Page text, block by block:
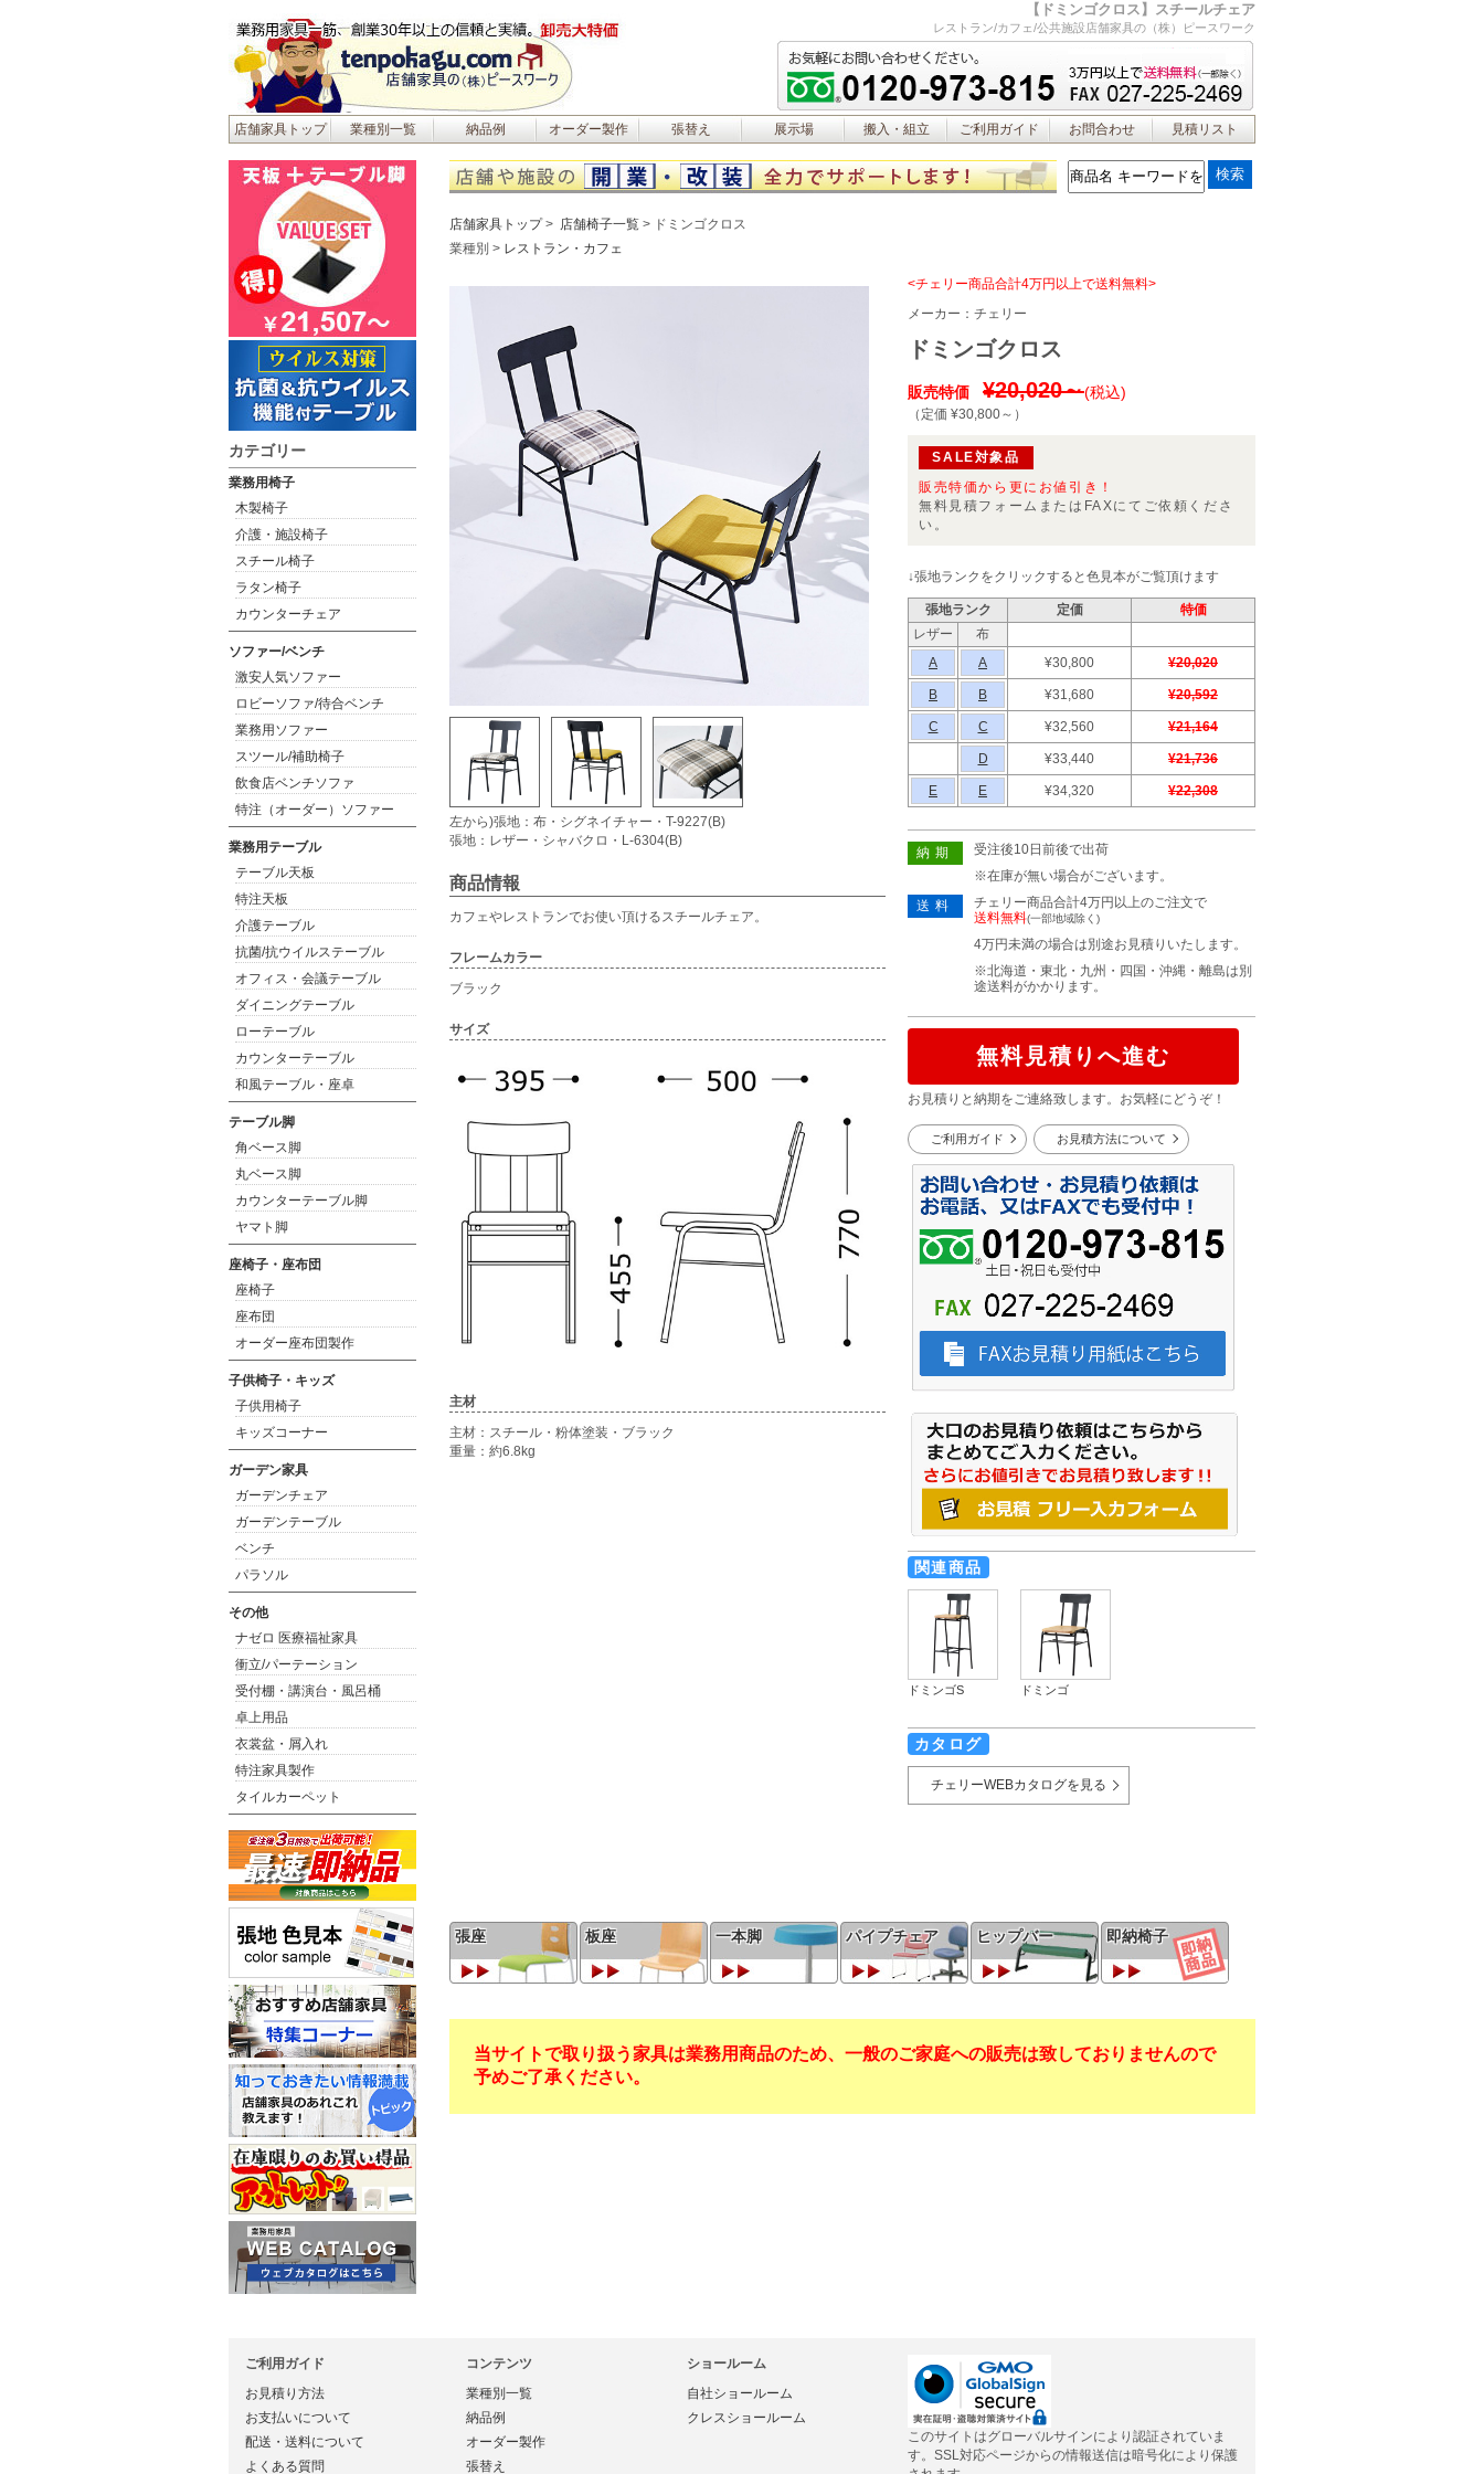
【ドミンゴクロス】スチールチェア
レストラン/カフェ/公共施設店舗家具の（株）ピースワーク
店舗家具トップ 業種別一覧 納品例 オーダー製作 張替え 展示場 搬入・組立 ご利用ガイド お問合わせ 見積リスト
店舗家具トップ 店舗椅子一覧
ドミンゴクロス
業種別
レストラン・カフェ
左から)張地：布・シグネイチャー・T-9227(B)
張地：レザー・シャバクロ・L-6304(B)
商品情報
カフェやレストランでお使い頂けるスチールチェア。
フレームカラー
ブラック
サイズ
主材
主材：スチール・粉体塗装・ブラック
重量：約6.8kg
<チェリー商品合計4万円以上で送料無料>
メーカー： チェリー
ドミンゴクロス
販売特価 ¥20,020～(税込)
（定価 ¥30,800～ ）
SALE対象品
販売特価から更にお値引き！
無料見積フォームまたはFAXにてご依頼くださ
い。
↓張地ランクをクリックすると色見本がご覧頂けます
張地ランク 定価
特価
レザー
布
A
A ¥30,800 ¥20,020
B B ¥31,680 ¥20,592
C C ¥32,560 ¥21,164
D ¥33,440 ¥21,736
E E ¥34,320 ¥22,308
納期
受注後10日前後で出荷
※在庫が無い場合がございます。
送料
チェリー商品合計4万円以上のご注文で
送料無料(一部地域除く)
4万円未満の場合は別途お見積りいたします。
※北海道・東北・九州・四国・沖縄・離島は別
途送料がかかります。
無料見積りへ進む
お見積りと納期をご連絡致します。お気軽にどうぞ！
ご利用ガイド お見積方法について
関連商品
ドミンゴS ドミンゴ
カタログ
チェリーWEBカタログを見る
張座 板座 一本脚 パイプチェア ヒップバー 即納椅子
当サイトで取り扱う家具は業務用商品のため、一般のご家庭への販売は致しておりませんので
予めご了承ください。
カテゴリー
業務用椅子
木製椅子
介護・施設椅子
スチール椅子
ラタン椅子
カウンターチェア
ソファー/ベンチ
激安人気ソファー
ロビーソファ/待合ベンチ
業務用ソファー
スツール/補助椅子
飲食店ベンチソファ
特注（オーダー）ソファー
業務用テーブル
テーブル天板
特注天板
介護テーブル
抗菌/抗ウイルステーブル
オフィス・会議テーブル
ダイニングテーブル
ローテーブル
カウンターテーブル
和風テーブル・座卓
テーブル脚
角ベース脚
丸ベース脚
カウンターテーブル脚
ヤマト脚
座椅子・座布団
座椅子
座布団
オーダー座布団製作
子供椅子・キッズ
子供用椅子
キッズコーナー
ガーデン家具
ガーデンチェア
ガーデンテーブル
ベンチ
パラソル
その他
ナゼロ 医療福祉家具
衝立/パーテーション
受付棚・講演台・風呂桶
卓上用品
衣裳盆・屑入れ
特注家具製作
タイルカーペット
ご利用ガイド
お見積り方法
お支払いについて
配送・送料について
よくある質問
コンテンツ
業種別一覧
納品例
オーダー製作
張替え
ショールーム
自社ショールーム
クレスショールーム
このサイトはグローバルサインにより認証されていま
す。SSL対応ページからの情報送信は暗号化により保護